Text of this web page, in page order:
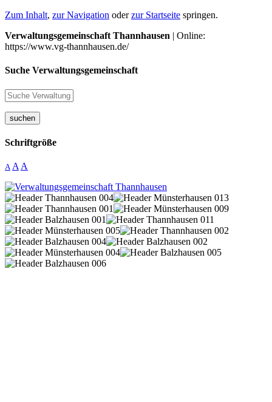
Zum Inhalt, zur Navigation oderzur Startseite springen.
Verwaltungsgemeinschaft Thannhausen | Online:
https://www.vg-thannhausen.de/
Suche Verwaltungsgemeinschaft
suchen
Schriftgröße
A A A